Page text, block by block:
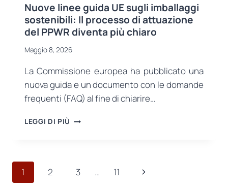
Nuove linee guida UE sugli imballaggi
sostenibili: Il processo di attuazione
del PPWR diventa più chiaro
Maggio 8, 2026
La Commissione europea ha pubblicato una
nuova guida e un documento con le domande
frequenti (FAQ) al fine di chiarire…
LEGGI DI PIÙ NUOVE
IMBALLAGGI
Navigazione
1 2 3 … 11
Pagina